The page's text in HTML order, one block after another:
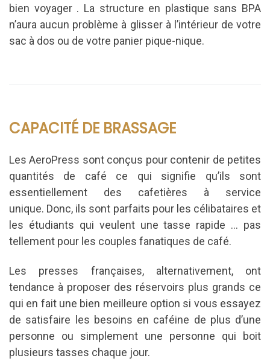
bien voyager . La structure en plastique sans BPA
n’aura aucun problème à glisser à l’intérieur de votre
sac à dos ou de votre panier pique-nique.
CAPACITÉ DE BRASSAGE
Les AeroPress sont conçus pour contenir de petites
quantités de café ce qui signifie qu’ils sont
essentiellement des cafetières à service
unique. Donc, ils sont parfaits pour les célibataires et
les étudiants qui veulent une tasse rapide … pas
tellement pour les couples fanatiques de café.
Les presses françaises, alternativement, ont
tendance à proposer des réservoirs plus grands ce
qui en fait une bien meilleure option si vous essayez
de satisfaire les besoins en caféine de plus d’une
personne ou simplement une personne qui boit
plusieurs tasses chaque jour.